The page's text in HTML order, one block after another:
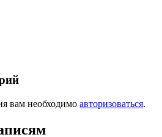
вам необходимо авторизоваться.